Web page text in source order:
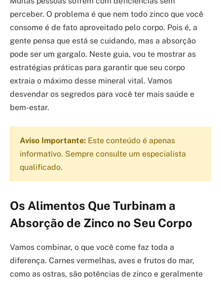
perceber. O problema é que nem todo zinco que você
consome é de fato aproveitado pelo corpo. Pois é, a
gente pensa que está se cuidando, mas a absorção
pode ser um gargalo. Neste guia, vou te mostrar as
estratégias práticas para garantir que seu corpo
extraia o máximo desse mineral vital. Vamos
desvendar os segredos para você ter mais saúde e
bem-estar.
Aviso Importante: Este conteúdo é apenas
informativo. Sempre consulte um especialista
qualificado.
Os Alimentos Que Turbinam a
Absorção de Zinco no Seu Corpo
Vamos combinar, o que você come faz toda a
diferença. Carnes vermelhas, aves e frutos do mar,
como as ostras, são potências de zinco e geralmente